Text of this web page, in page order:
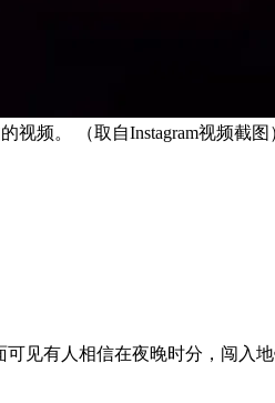
频。 （取自Instagram视频截图
见有人相信在夜晚时分，闯